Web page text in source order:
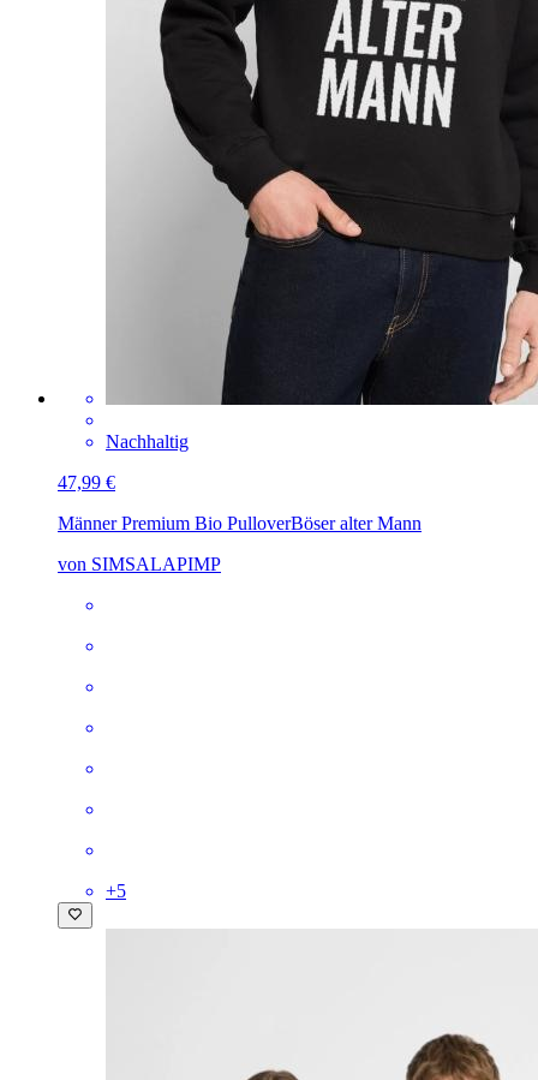
Nachhaltig
47,99 €
Männer Premium Bio PulloverBöser alter Mann
von SIMSALAPIMP
+5